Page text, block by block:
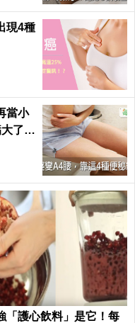
現4種
當小
了｜
「護心飲料」是它！每